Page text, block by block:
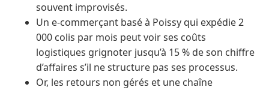
souvent improvisés.
Un e-commerçant basé à Poissy qui expédie 2
000 colis par mois peut voir ses coûts
logistiques grignoter jusqu’à 15 % de son chiffre
d’affaires s’il ne structure pas ses processus.
Or, les retours non gérés et une chaîne